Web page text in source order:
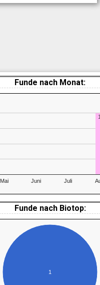
Funde nach Monat:
Mai Juni Juli
1
Funde nach Biotop:
1